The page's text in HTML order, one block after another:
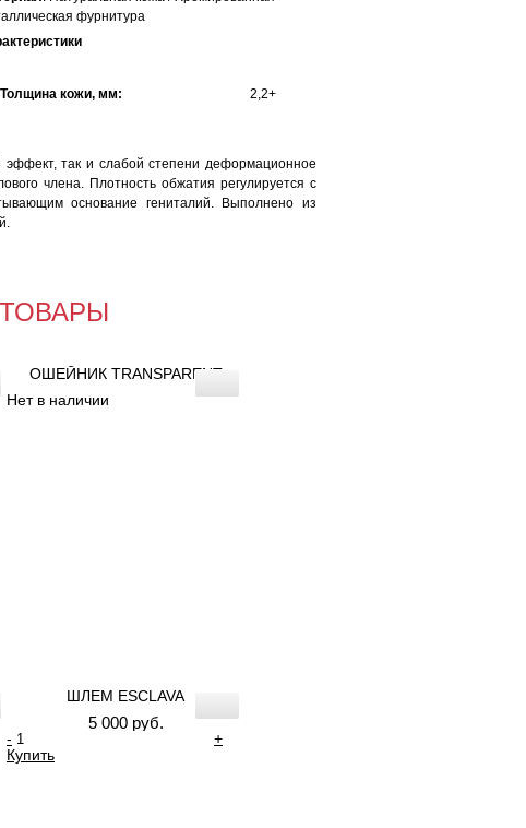
фурнитура
Толщина кожи, мм: 2,2+
эффект, так и слабой степени деформационное
члена. Плотность обжатия регулируется с
основание гениталий. Выполнено из
ОШЕЙНИК TRANSPARENT
Нет в наличии
ШЛЕМ ESCLAVA
5 000 руб.
-
+
Купить